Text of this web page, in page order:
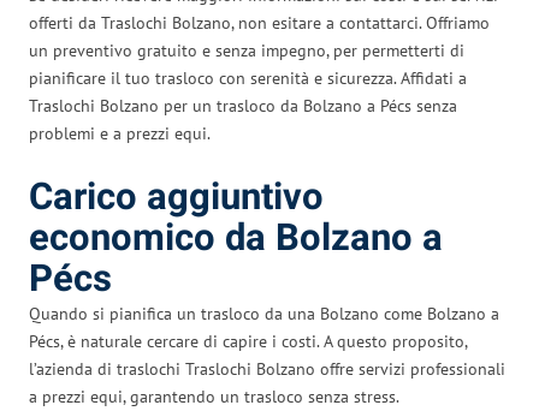
offerti da Traslochi Bolzano, non esitare a contattarci. Offriamo
un preventivo gratuito e senza impegno, per permetterti di
pianificare il tuo trasloco con serenità e sicurezza. Affidati a
Traslochi Bolzano per un trasloco da Bolzano a Pécs senza
problemi e a prezzi equi.
Carico aggiuntivo
economico da Bolzano a
Pécs
Quando si pianifica un trasloco da una Bolzano come Bolzano a
Pécs, è naturale cercare di capire i costi. A questo proposito,
l’azienda di traslochi Traslochi Bolzano offre servizi professionali
a prezzi equi, garantendo un trasloco senza stress.